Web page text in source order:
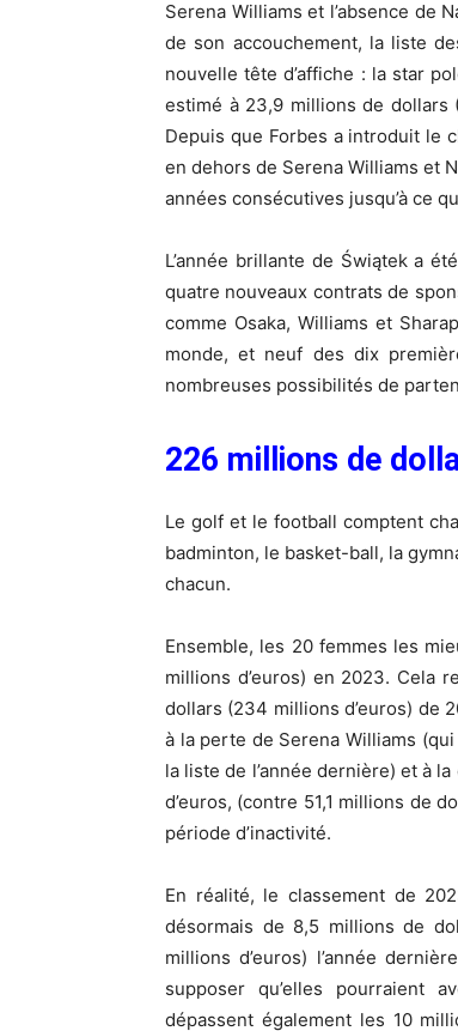
Serena Williams et l’absence de
de son accouchement, la liste
nouvelle tête d’affiche : la star
estimé à 23,9 millions de dollars
Depuis que Forbes a introduit le
en dehors de Serena Williams et
années consécutives jusqu’à ce
L’année brillante de Świątek a
quatre nouveaux contrats de
comme Osaka, Williams et
monde, et neuf des dix
nombreuses possibilités de
226 millions de
Le golf et le football comptent
badminton, le basket-ball, la
chacun.
Ensemble, les 20 femmes les
millions d’euros) en 2023. Cela
dollars (234 millions d’euros) de
à la perte de Serena Williams
la liste de l’année dernière) et à
d’euros, (contre 51,1 millions de
période d’inactivité.
En réalité, le classement de
désormais de 8,5 millions de
millions d’euros) l’année
supposer qu’elles pourraient
dépassent également les 10